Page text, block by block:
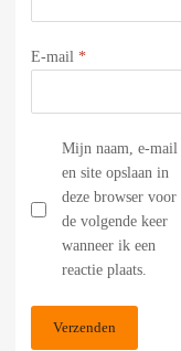
E-mail *
Mijn naam, e-mail
en site opslaan in
deze browser voor
de volgende keer
wanneer ik een
reactie plaats.